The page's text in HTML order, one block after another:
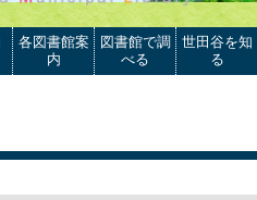
各図書館案
内
図書館で調
べる
世田谷を知
る